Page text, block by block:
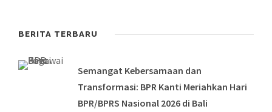
BERITA TERBARU
Semangat Kebersamaan dan
Transformasi: BPR Kanti Meriahkan Hari
BPR/BPRS Nasional 2026 di Bali